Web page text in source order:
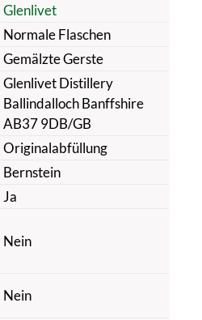
Glenlivet
Normale Flaschen
Gemälzte Gerste
Glenlivet Distillery
Ballindalloch Banffshire
AB37 9DB/GB
Originalabfüllung
Bernstein
Ja
Nein
Nein